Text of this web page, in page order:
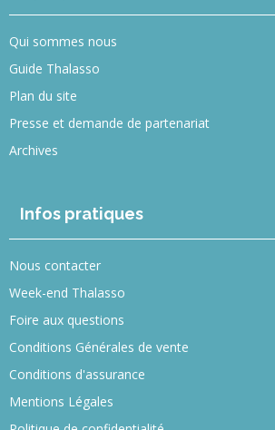
Qui sommes nous
Guide Thalasso
Plan du site
Presse et demande de partenariat
Archives
Infos pratiques
Nous contacter
Week-end Thalasso
Foire aux questions
Conditions Générales de vente
Conditions d'assurance
Mentions Légales